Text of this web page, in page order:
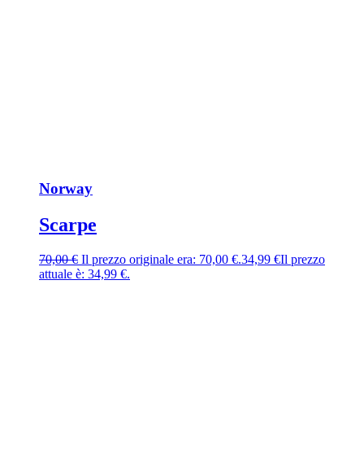
Norway
Scarpe
70,00€ Il prezzo originale era: 70,00 €.34,99 €Il prezzo
attuale è: 34,99 €.